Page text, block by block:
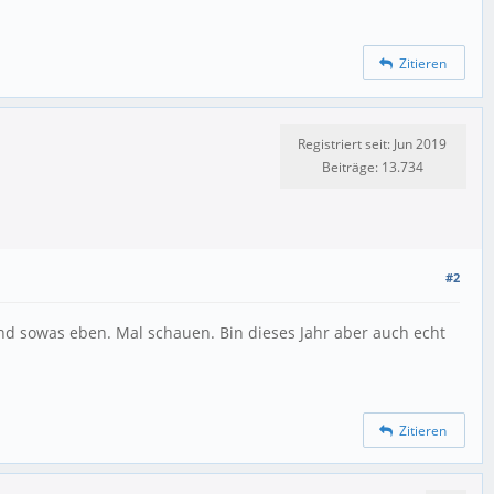
Zitieren
Registriert seit: Jun 2019
Beiträge: 13.734
#2
sowas eben. Mal schauen. Bin dieses Jahr aber auch echt
Zitieren